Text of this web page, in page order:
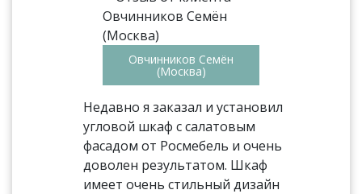
Овчинников Семён
(Москва)
Недавно я заказал и установил
угловой шкаф с салатовым
фасадом от Росмебель и очень
доволен результатом. Шкаф
имеет очень стильный дизайн